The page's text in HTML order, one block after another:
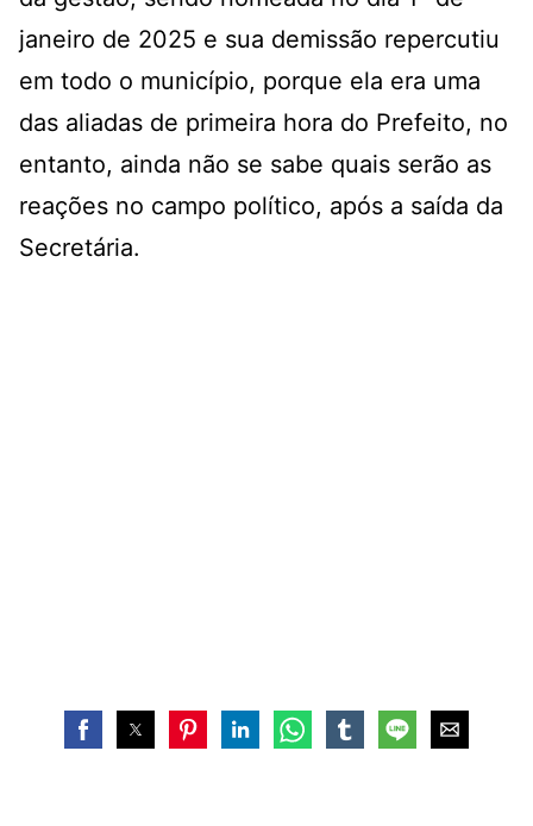
janeiro de 2025 e sua demissão repercutiu
em todo o município, porque ela era uma
das aliadas de primeira hora do Prefeito, no
entanto, ainda não se sabe quais serão as
reações no campo político, após a saída da
Secretária.